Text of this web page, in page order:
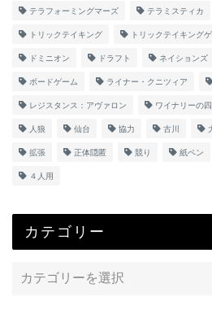
テラフォーミングマーズ テラミスティカ
トリックテイキング トリックテイキング
ドミニオン ドラフト ネイションズ
ボードゲーム ライナー・クニツィア
レジスタンス：アヴァロン ワイナリーの
人狼 仙台 協力 古川
拡張 正体隠匿 競り 紙ペン
４人用
カテゴリー